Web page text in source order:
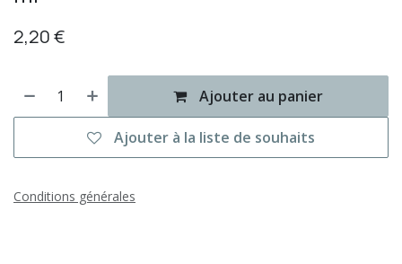
2,20€
Ajouter au panier
Ajouter à la liste de souhaits
Conditions générales